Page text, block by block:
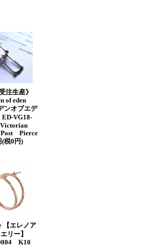
受注生産》
of eden
ンオブエデ
VG18-
Victorian
Pierce
(税0円)
【エレノア
リー】
K10